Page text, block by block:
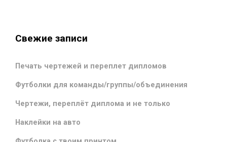
Свежие записи
Печать чертежей и переплет дипломов
Футболки для команды/группы/объединения
Чертежи, переплёт диплома и не только
Наклейки на авто